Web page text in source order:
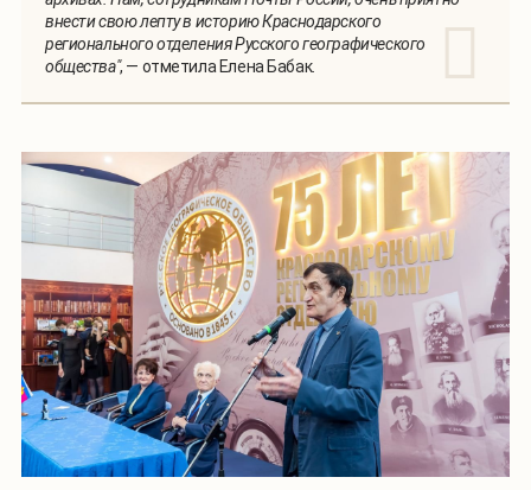
внести свою лепту в историю Краснодарского
регионального отделения Русского географического
общества", — отметила Елена Бабак.